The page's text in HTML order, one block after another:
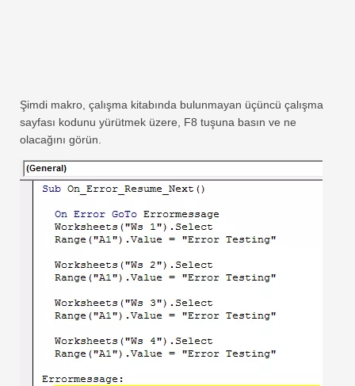
Şimdi makro, çalışma kitabında bulunmayan üçüncü çalışma
sayfası kodunu yürütmek üzere, F8 tuşuna basın ve ne
olacağını görün.